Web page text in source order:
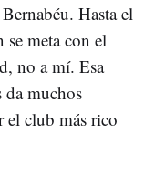
Hasta el
se meta con el
no a mí. Esa
da muchos
el club más rico